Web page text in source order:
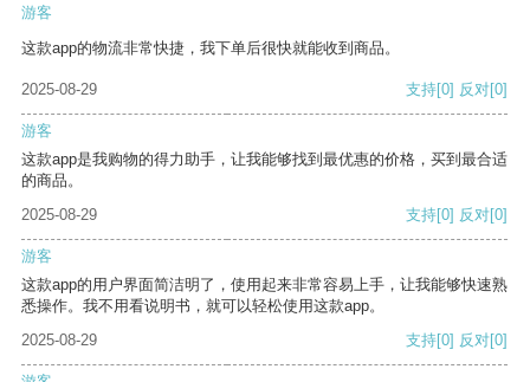
游客
这款app的物流非常快捷，我下单后很快就能收到商品。
2025-08-29 支持[0] 反对[0]
游客
这款app是我购物的得力助手，让我能够找到最优惠的价格，买到最合适
的商品。
2025-08-29
支持[0] 反对[0]
游客
这款app的用户界面简洁明了，使用起来非常容易上手，让我能够快速熟
悉操作。我不用看说明书，就可以轻松使用这款app。
2025-08-29
支持[0] 反对[0]